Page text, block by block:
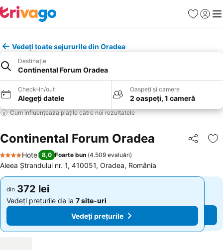
Favorite
Vedeți toate sejururile din Oradea
Destinație
Continental Forum Oradea
Check-in/out
Alegeți datele
Oaspeți și camere
2 oaspeți, 1 cameră
Cum influențează plățile către noi rezultatele
Continental Forum Oradea Distribuiți
4 Stele
Hotel 8,0 Foarte bun (4.509 evaluări)
Aleea Ștrandului nr. 1, 410051, Oradea, România
din 372 lei
Vedeți prețurile de la 7 site-uri
Vedeți prețurile
din 372 lei
Vedeți prețurile de la 7 site-uri
Vedeți prețurile